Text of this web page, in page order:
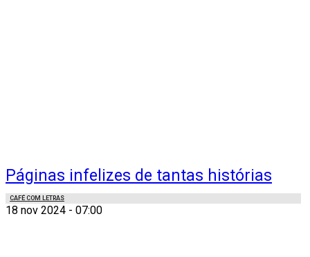
Páginas infelizes de tantas histórias
CAFÉ COM LETRAS
18 nov 2024 - 07:00